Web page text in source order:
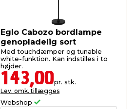
Eglo Cabozo bordlampe
genopladelig sort
Med touchdæmper og tunable
white-funktion. Kan indstilles i to
højder.
143,00pr. stk.
Lev. omk. tillægges
Webshop